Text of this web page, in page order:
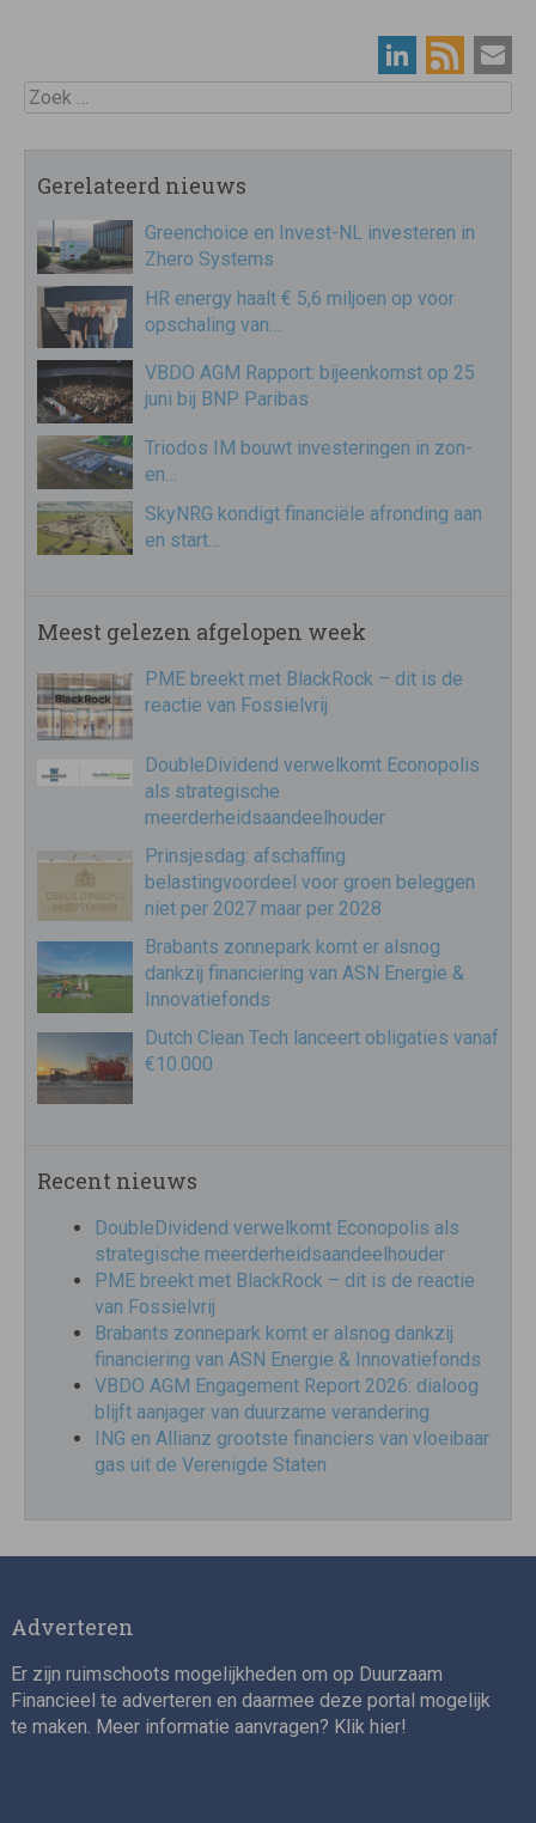
Zoek
Gerelateerd nieuws
Greenchoice en Invest-NL investeren in
Zhero Systems
HR energy haalt € 5,6 miljoen op voor
opschaling van…
VBDO AGM Rapport: bijeenkomst op 25
juni bij BNP Paribas
Triodos IM bouwt investeringen in zon-
en…
SkyNRG kondigt financiële afronding aan
en start…
Meest gelezen afgelopen week
PME breekt met BlackRock – dit is de
reactie van Fossielvrij
DoubleDividend verwelkomt Econopolis
als strategische
meerderheidsaandeelhouder
Prinsjesdag: afschaffing
belastingvoordeel voor groen beleggen
niet per 2027 maar per 2028
Brabants zonnepark komt er alsnog
dankzij financiering van ASN Energie &
Innovatiefonds
Dutch Clean Tech lanceert obligaties vanaf
€10.000
Recent nieuws
DoubleDividend verwelkomt Econopolis als
strategische meerderheidsaandeelhouder
PME breekt met BlackRock – dit is de reactie
van Fossielvrij
Brabants zonnepark komt er alsnog dankzij
financiering van ASN Energie & Innovatiefonds
VBDO AGM Engagement Report 2026: dialoog
blijft aanjager van duurzame verandering
ING en Allianz grootste financiers van vloeibaar
gas uit de Verenigde Staten
Adverteren
Er zijn ruimschoots mogelijkheden om op Duurzaam
Financieel te adverteren en daarmee deze portal mogelijk
te maken. Meer informatie aanvragen? Klik hier!